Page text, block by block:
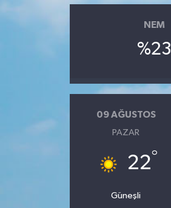
NEM
%23
09 AĞUSTOS
PAZAR
22°
Güneşli